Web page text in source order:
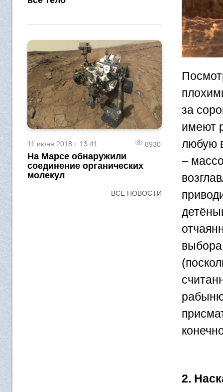
11 июня 2018 г. 13:41 8930
На Марсе обнаружили
соединение органических
молекул
ВСЕ НОВОСТИ
за
имеют
любую
–
2.